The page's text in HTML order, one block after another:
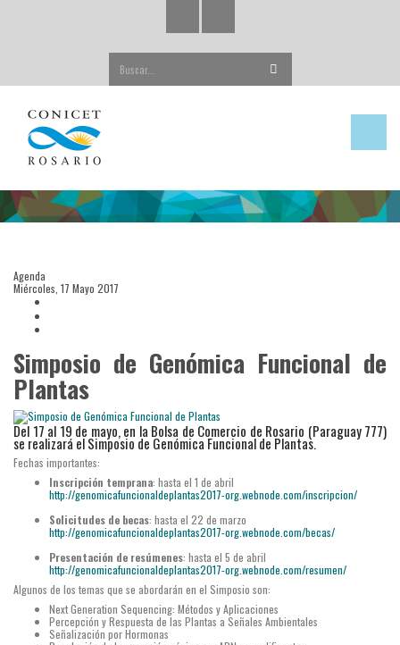
Agenda
Miércoles, 17 Mayo 2017
Simposio de Genómica Funcional de
Plantas
Del 17 al 19 de mayo, en la Bolsa de Comercio de Rosario (Paraguay 777)
se realizará el Simposio de Genómica Funcional de Plantas.
Fechas importantes:
Inscripción temprana: hasta el 1 de abril
http://genomicafuncionaldeplantas2017-org.webnode.com/inscripcion/
Solicitudes de becas: hasta el 22 de marzo
http://genomicafuncionaldeplantas2017-org.webnode.com/becas/
Presentación de resúmenes: hasta el 5 de abril
http://genomicafuncionaldeplantas2017-org.webnode.com/resumen/
Algunos de los temas que se abordarán en el Simposio son:
Next Generation Sequencing: Métodos y Aplicaciones
Percepción y Respuesta de las Plantas a Señales Ambientales
Señalización por Hormonas